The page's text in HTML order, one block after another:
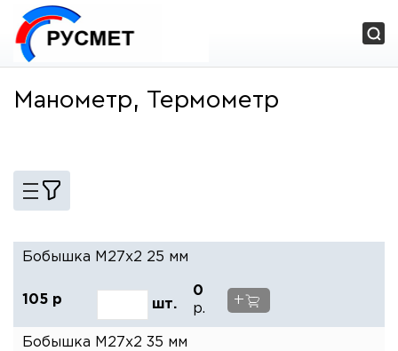
Манометр, Термометр
Бобышка М27х2 25 мм
105 р шт.
0
р.
+
Бобышка М27х2 35 мм